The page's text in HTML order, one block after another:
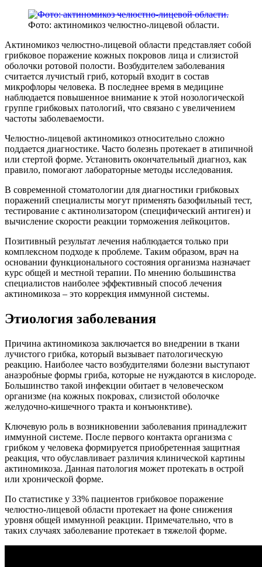
Фото: актиномикоз челюстно-лицевой области.
Актиномикоз челюстно-лицевой области представляет собой
грибковое поражение кожных покровов лица и слизистой
оболочки ротовой полости. Возбудителем заболевания
считается лучистый гриб, который входит в состав
микрофлоры человека. В последнее время в медицине
наблюдается повышенное внимание к этой нозологической
группе грибковых патологий, что связано с увеличением
частоты заболеваемости.
Челюстно-лицевой актиномикоз относительно сложно
поддается диагностике. Часто болезнь протекает в атипичной
или стертой форме. Установить окончательный диагноз, как
правило, помогают лабораторные методы исследования.
В современной стоматологии для диагностики грибковых
поражений специалисты могут применять базофильный тест,
тестирование с актинолизатором (специфический антиген) и
вычисление скорости реакции торможения лейкоцитов.
Позитивный результат лечения наблюдается только при
комплексном подходе к проблеме. Таким образом, врач на
основании функционального состояния организма назначает
курс общей и местной терапии. По мнению большинства
специалистов наиболее эффективный способ лечения
актиномикоза – это коррекция иммунной системы.
Этиология заболевания
Причина актиномикоза заключается во внедрении в ткани
лучистого грибка, который вызывает патологическую
реакцию. Наиболее часто возбудителями болезни выступают
анаэробные формы гриба, которые не нуждаются в кислороде.
Большинство такой инфекции обитает в человеческом
организме (на кожных покровах, слизистой оболочке
желудочно-кишечного тракта и конъюнктиве).
Ключевую роль в возникновении заболевания принадлежит
иммунной системе. После первого контакта организма с
грибком у человека формируется приобретенная защитная
реакция, что обуславливает различия клинической картины
актиномикоза. Данная патология может протекать в острой
или хронической форме.
По статистике у 33% пациентов грибковое поражение
челюстно-лицевой области протекает на фоне снижения
уровня общей иммунной реакции. Примечательно, что в
таких случаях заболевание протекает в тяжелой форме.